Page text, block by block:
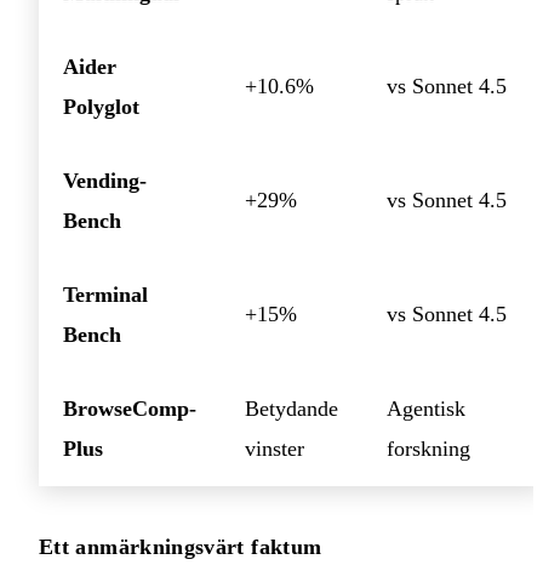
Aider
Polyglot
+10.6% vs Sonnet 4.5
Vending-
Bench
+29% vs Sonnet 4.5
Terminal
Bench
+15% vs Sonnet 4.5
BrowseComp-
Plus
Betydande
vinster
Agentisk
forskning
Ett anmärkningsvärt faktum